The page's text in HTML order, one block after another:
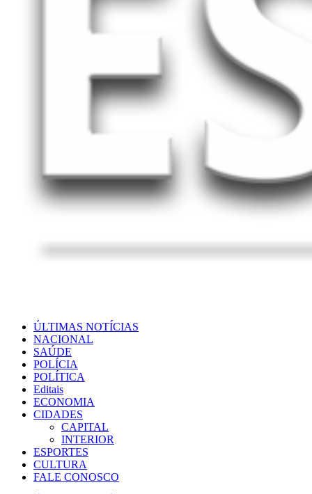
ÚLTIMAS NOTÍCIAS
NACIONAL
SAÚDE
POLÍCIA
POLÍTICA
Editais
ECONOMIA
CIDADES
CAPITAL
INTERIOR
ESPORTES
CULTURA
FALE CONOSCO